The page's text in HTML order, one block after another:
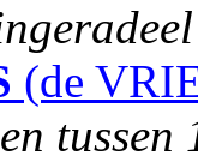
(de
tussen